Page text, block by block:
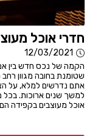
חדרי אוכל
12/03/2021
הקמה של נכס חדש בין
שטומנת בחובה מגוון
אתם נדרשים למלא, על
למשך שנים ארוכות. בכל
אוכל מעוצבים בקפידה